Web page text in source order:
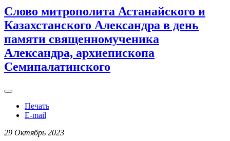
Слово митрополита Астанайского и
Казахстанского Александра в день
памяти священномученика
Александра, архиепископа
Семипалатинского
Печать
E-mail
29 Октябрь 2023